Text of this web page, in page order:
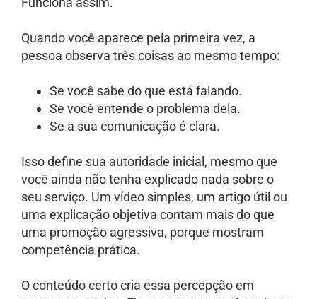
Quando você aparece pela primeira vez, a
pessoa observa três coisas ao mesmo tempo:
Se você sabe do que está falando.
Se você entende o problema dela.
Se a sua comunicação é clara.
Isso define sua autoridade inicial, mesmo que
você ainda não tenha explicado nada sobre o
seu serviço. Um vídeo simples, um artigo útil ou
uma explicação objetiva contam mais do que
uma promoção agressiva, porque mostram
competência prática.
O conteúdo certo cria essa percepção em